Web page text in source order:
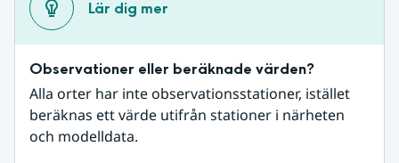
Lär dig mer
Observationer eller beräknade värden?
Alla orter har inte observationsstationer, istället
beräknas ett värde utifrån stationer i närheten
och modelldata.